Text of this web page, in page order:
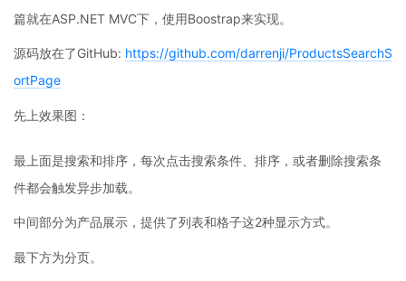
篇就在ASP.NET MVC下，使用Boostrap来实现。
源码放在了GitHub: https://github.com/darrenji/ProductsSearchS
ortPage
先上效果图：
最上面是搜索和排序，每次点击搜索条件、排序，或者删除搜索条
件都会触发异步加载。
中间部分为产品展示，提供了列表和格子这2种显示方式。
最下方为分页。